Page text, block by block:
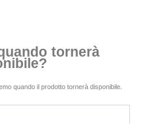
tornerà
quando il prodotto tornerà disponibile.